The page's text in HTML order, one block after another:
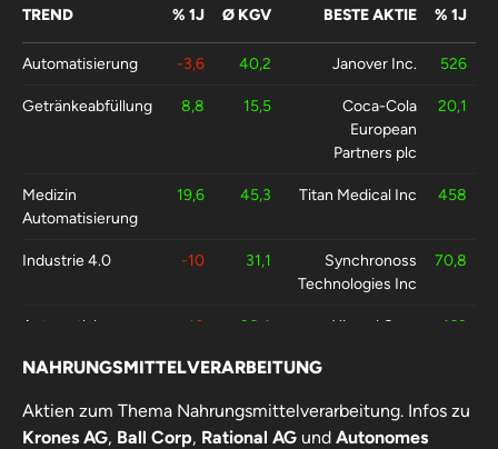
TREND % 1J Ø KGV BESTE AKTIE % 1J
Automatisierung -3,6 40,2 Janover Inc. 526
Getränkeabfüllung 8,8 15,5
Coca-Cola
European
Partners plc
20,1
Medizin
Automatisierung
19,6 45,3 Titan Medical Inc 458
Industrie 4.0 -10 31,1
Synchronoss
Technologies Inc
70,8
Automatisierung
-10 26,4 Xiaomi Corp 162
Fahren
NAHRUNGSMITTELVERARBEITUNG
Aktien zum Thema Nahrungsmittelverarbeitung. Infos zu
Krones AG, Ball Corp, Rational AG und Autonomes